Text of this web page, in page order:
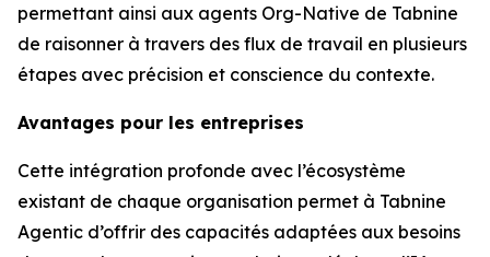
permettant ainsi aux agents Org-Native de Tabnine
de raisonner à travers des flux de travail en plusieurs
étapes avec précision et conscience du contexte.
Avantages pour les entreprises
Cette intégration profonde avec l’écosystème
existant de chaque organisation permet à Tabnine
Agentic d’offrir des capacités adaptées aux besoins